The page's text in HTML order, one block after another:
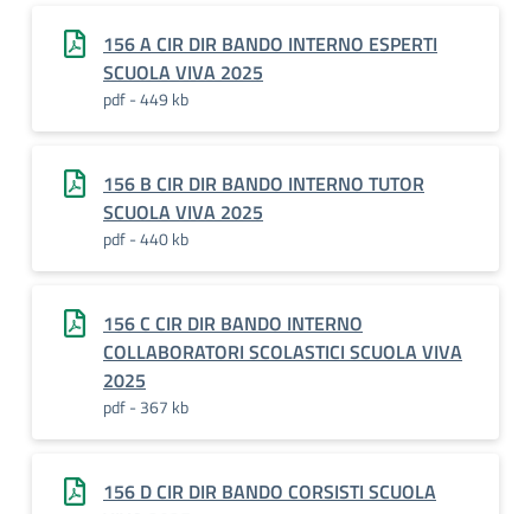
156 A CIR DIR BANDO INTERNO ESPERTI
SCUOLA VIVA 2025
pdf - 449 kb
156 B CIR DIR BANDO INTERNO TUTOR
SCUOLA VIVA 2025
pdf - 440 kb
156 C CIR DIR BANDO INTERNO
COLLABORATORI SCOLASTICI SCUOLA VIVA
2025
pdf - 367 kb
156 D CIR DIR BANDO CORSISTI SCUOLA